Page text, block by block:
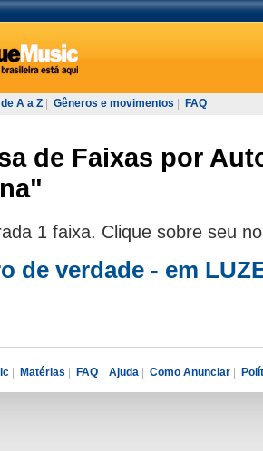
A a Z Gêneros e movimentos FAQ
de Faixas por
1 faixa. Clique sobre seu
de verdade - em
| Matérias | FAQ | Ajuda | Como Anunciar |